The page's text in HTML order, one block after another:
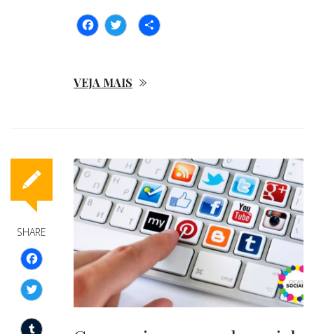
VEJA MAIS
SHARE
Facebook
Twitter